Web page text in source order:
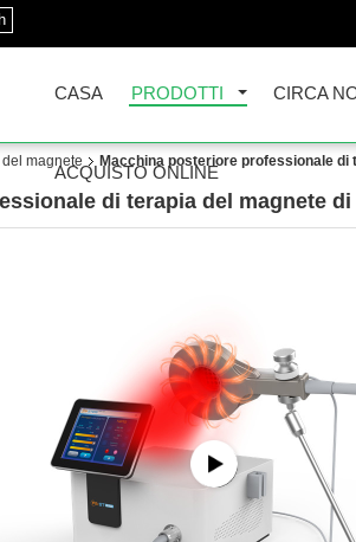
CASA PRODOTTI CIRCA
ACQUISTO ONLINE
magnete Macchina posteriore professionale di
di terapia del magnete